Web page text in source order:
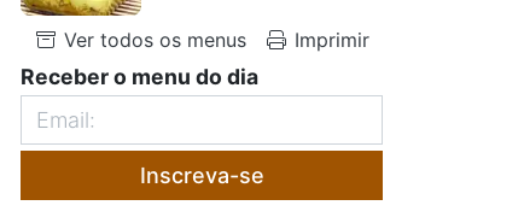
Ver todos os menus Imprimir
Receber o menu do dia
Inscreva-se